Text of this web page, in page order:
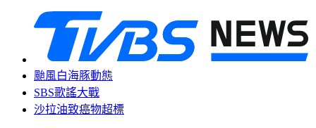
颱風白海豚動態
SBS歌謠大戰
沙拉油致癌物超標